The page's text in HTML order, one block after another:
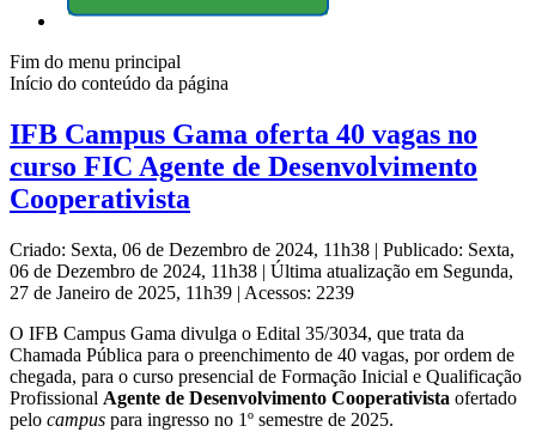
Fim do menu principal
Início do conteúdo da página
IFB Campus Gama oferta 40 vagas no
curso FIC Agente de Desenvolvimento
Cooperativista
Criado: Sexta, 06 de Dezembro de 2024, 11h38 | Publicado: Sexta,
06 de Dezembro de 2024, 11h38 | Última atualização em Segunda,
27 de Janeiro de 2025, 11h39 | Acessos: 2239
O IFB Campus Gama divulga o Edital 35/3034, que trata da
Chamada Pública para o preenchimento de 40 vagas, por ordem de
chegada, para o curso presencial de Formação Inicial e Qualificação
Profissional Agente de Desenvolvimento Cooperativista ofertado
pelo campus para ingresso no 1º semestre de 2025.